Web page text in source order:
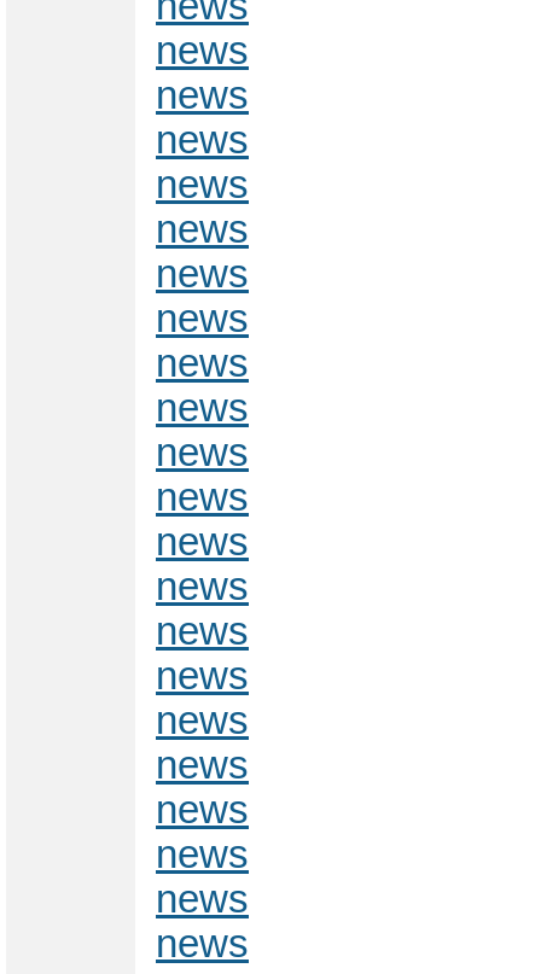
news
news
news
news
news
news
news
news
news
news
news
news
news
news
news
news
news
news
news
news
news